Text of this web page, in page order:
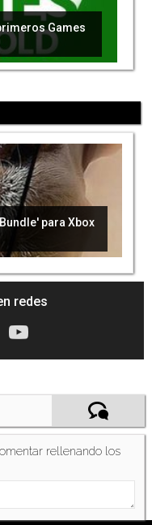
Games
a dispositivos
2017
02/2018)
en
para Xbox
redes
rellenando los